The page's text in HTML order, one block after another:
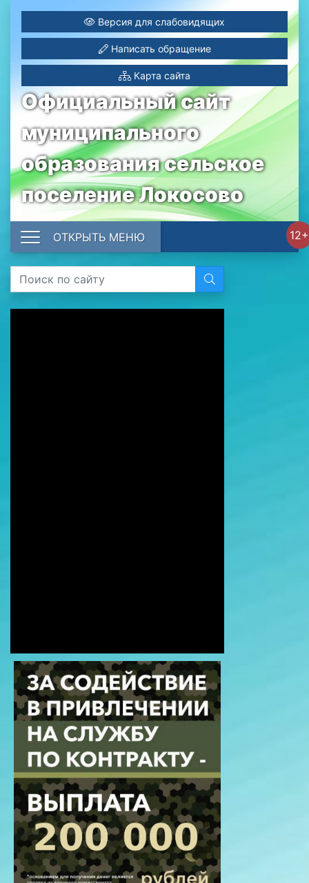
Официальный сайт
муниципального
образования сельское
поселение Локосово
Версия для слабовидящих
Написать обращение
Карта сайта
12+
ОТКРЫТЬ МЕНЮ